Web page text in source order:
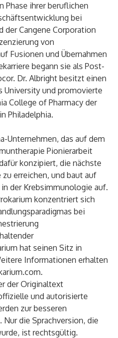
Phase ihrer beruflichen
bei
der Cangene Corporation
von
Fusionen und Übernahmen
begann sie als Post-
Dr. Albright besitzt einen
University und promovierte
College of Pharmacy der
Philadelphia.
Unternehmen, das auf dem
Pionierarbeit
konzipiert, die nächste
erreichen, und baut auf
der Krebsimmunologie auf.
konzentriert sich
bei
hat seinen Sitz in
Informationen erhalten
.
der Originaltext
und autorisierte
zur besseren
die Sprachversion, die
ist rechtsgültig.